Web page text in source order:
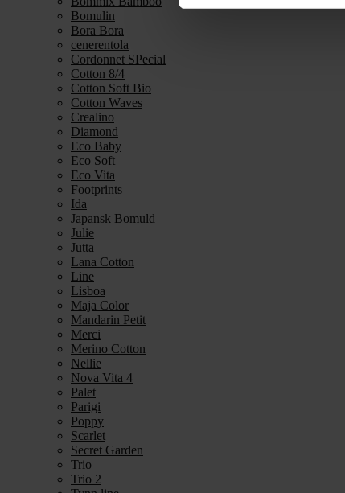
Bomulin
Bora Bora
cenerentola
Cordonnet SPecial
Cotton 8/4
Cotton Soft Bio
Cotton Waves
Crealino
Diamond
Eco Baby
Eco Soft
Eco Vita
Footprints
Ida
Japansk Bomuld
Julie
Jutta
Lana Cotton
Line
Lisboa
Maja Color
Mandarin Petit
Merci
Merino Cotton
Nellie
Nova Vita 4
Palet
Parigi
Poppy
Scarlet
Secret Garden
Trio
Trio 2